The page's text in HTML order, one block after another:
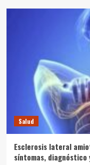
Salud
Esclerosis lateral
síntomas,